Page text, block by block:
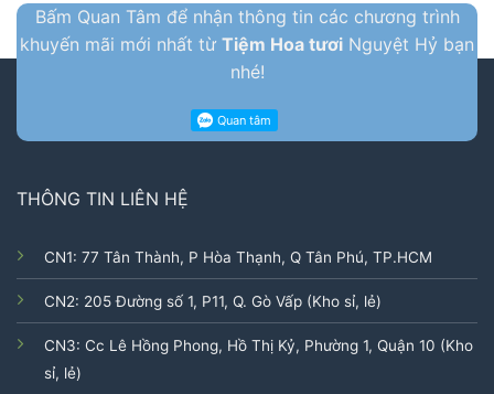
Bấm Quan Tâm để nhận thông tin các chương trình
khuyến mãi mới nhất từ Tiệm Hoa tươi Nguyệt Hỷ bạn
nhé!
THÔNG TIN LIÊN HỆ
CN1: 77 Tân Thành, P Hòa Thạnh, Q Tân Phú, TP.HCM
CN2: 205 Đường số 1, P11, Q. Gò Vấp (Kho sỉ, lẻ)
CN3: Cc Lê Hồng Phong, Hồ Thị Kỷ, Phường 1, Quận 10 (Kho
sỉ, lẻ)